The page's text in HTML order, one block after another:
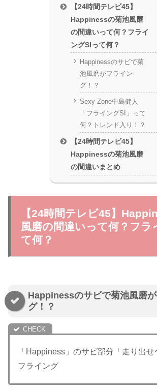
【24時間テレビ45】
Happinessの菊池風磨
の間違いって何？フライ
ングSIって何？
Happinessのサビで菊
池風磨がフライン
グ！？
Sexy Zone中島健人
「フライングSI」って
何？トレンド入り！？
【24時間テレビ45】
Happinessの菊池風磨
の間違いまとめ
【24時間テレビ45】
風磨の間違いって何？フラ
て何？
Happinessのサビで菊池風磨
グ！？
「Happiness」のサビ部分「走り出
フライング